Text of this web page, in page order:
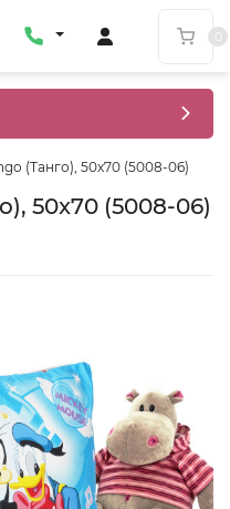
(Танго), 50x70 (5008-06)
50x70 (5008-06)